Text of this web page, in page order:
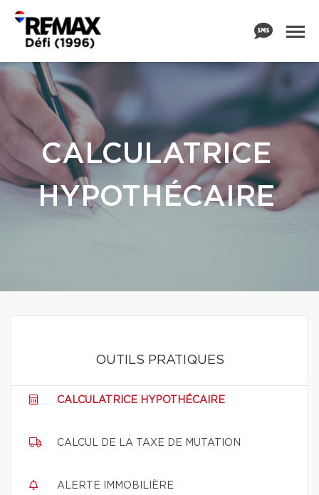
CALCULATRICE
HYPOTHÉCAIRE
OUTILS PRATIQUES
CALCULATRICE HYPOTHÉCAIRE
CALCUL DE LA TAXE DE MUTATION
ALERTE IMMOBILIÈRE